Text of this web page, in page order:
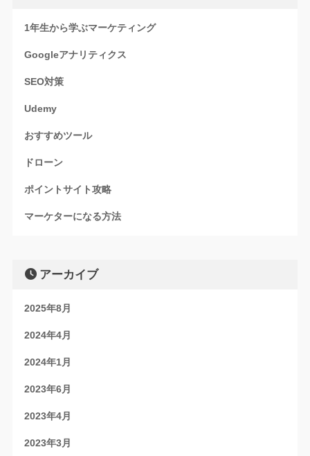
1年生から学ぶマーケティング
Googleアナリティクス
SEO対策
Udemy
おすすめツール
ドローン
ポイントサイト攻略
マーケターになる方法
アーカイブ
2025年8月
2024年4月
2024年1月
2023年6月
2023年4月
2023年3月